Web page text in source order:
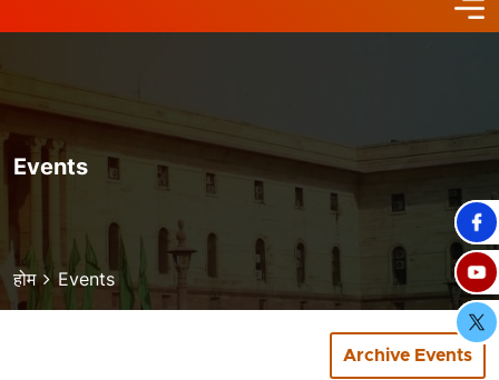
Events
Breadcrumb
होम Events
Archive Events